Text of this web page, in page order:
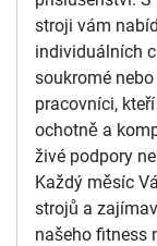
stroji vám
individuálních
soukromé
pracovníci,
ochotně a
živé podpory
Každý měsíc
strojů a
našeho fitness